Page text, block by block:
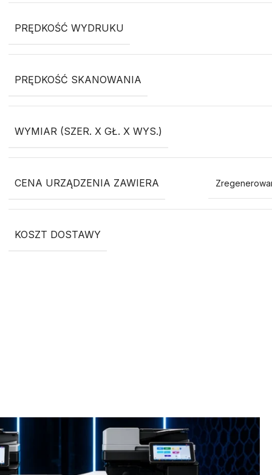
PRĘDKOŚĆ WYDRUKU
PRĘDKOŚĆ SKANOWANIA
WYMIAR (SZER. X GŁ. X WYS.)
CENA URZĄDZENIA ZAWIERA
KOSZT DOSTAWY